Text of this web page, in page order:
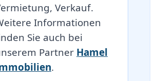
Verkauf.
Informationen
Sie auch bei
Partner Hamel
.